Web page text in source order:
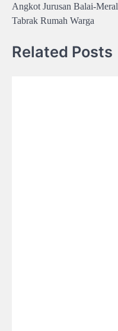
navigation
Angkot Jurusan Balai-Meral
Tabrak Rumah Warga
Related Posts